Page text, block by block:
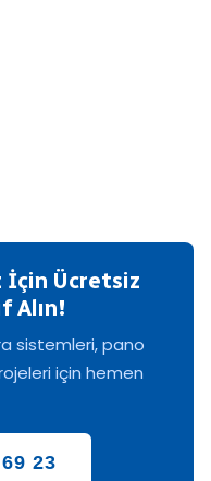
İçin Ücretsiz
Alın!
sistemleri, pano
için hemen
23